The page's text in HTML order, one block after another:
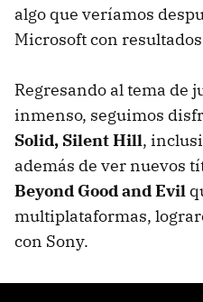
algo que veríamos
Microsoft con
Regresando al tema de
inmenso, seguimos
Solid, Silent Hill,
además de ver nuevos
Beyond Good and Evil
multiplataformas,
con Sony.